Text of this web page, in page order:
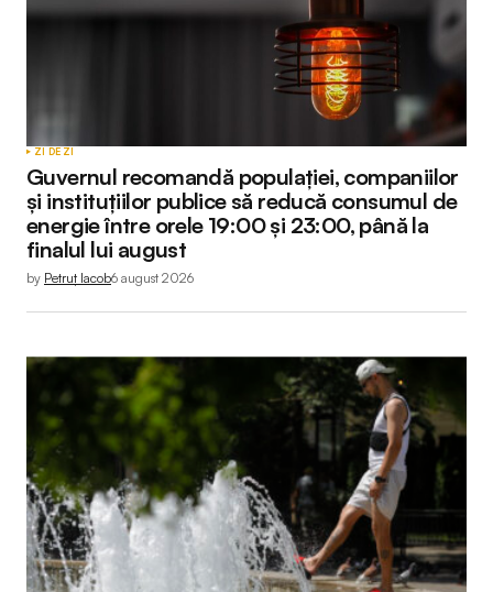
ZI DE ZI
Guvernul recomandă populației, companiilor
și instituțiilor publice să reducă consumul de
energie între orele 19:00 și 23:00, până la
finalul lui august
by Petruț Iacob6 august 2026